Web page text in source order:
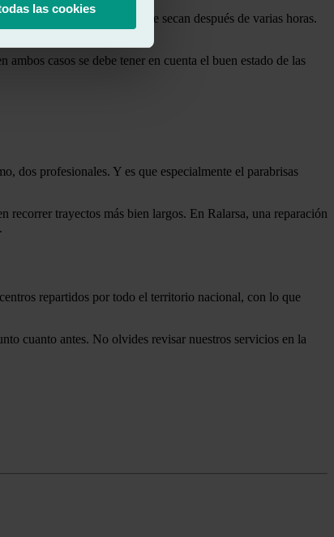
las cookies
con poliuretano y se secan después de varias horas.
casos se debe tener en cuenta el buen estado de las
dos profesionales. Y es que especialmente el parabrisas
recorrer trayectos más bien largos. En Ralarsa, una reparación
.
repartidos por todo el territorio nacional, con lo que
cuanto antes. No olvides revisar nuestros servicios en la